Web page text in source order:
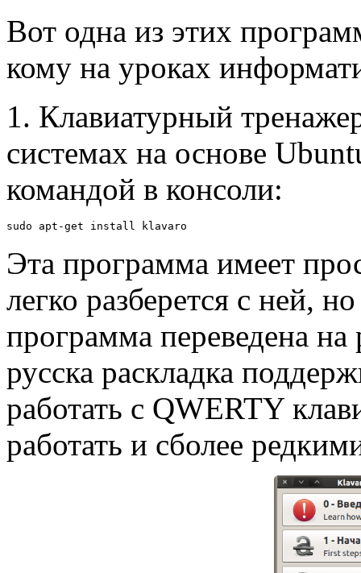
Вот одна из этих
кому на уроках
1. Клавиатурный
системах на основе
командой в консоли:
sudo apt-get install klavaro
Эта программа имеет
легко разберется с ней,
программа переведена
русска раскладка
работать с QWERTY
работать и сболее